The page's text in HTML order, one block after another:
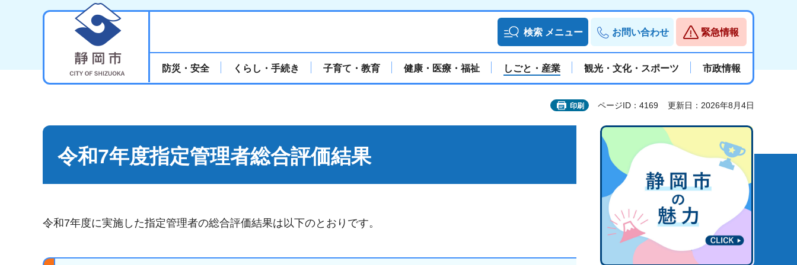
検索 メニュー お問い合わせ 緊急情報
防災・安全 くらし・手続き 子育て・教育 健康・医療・福祉 しごと・産業 観光・文化・スポーツ 市政情報
印刷 ページID：4169 更新日：2026年8月4日
令和7年度指定管理者総合評価結果
令和7年度に実施した指定管理者の総合評価結果は以下のとおりです。